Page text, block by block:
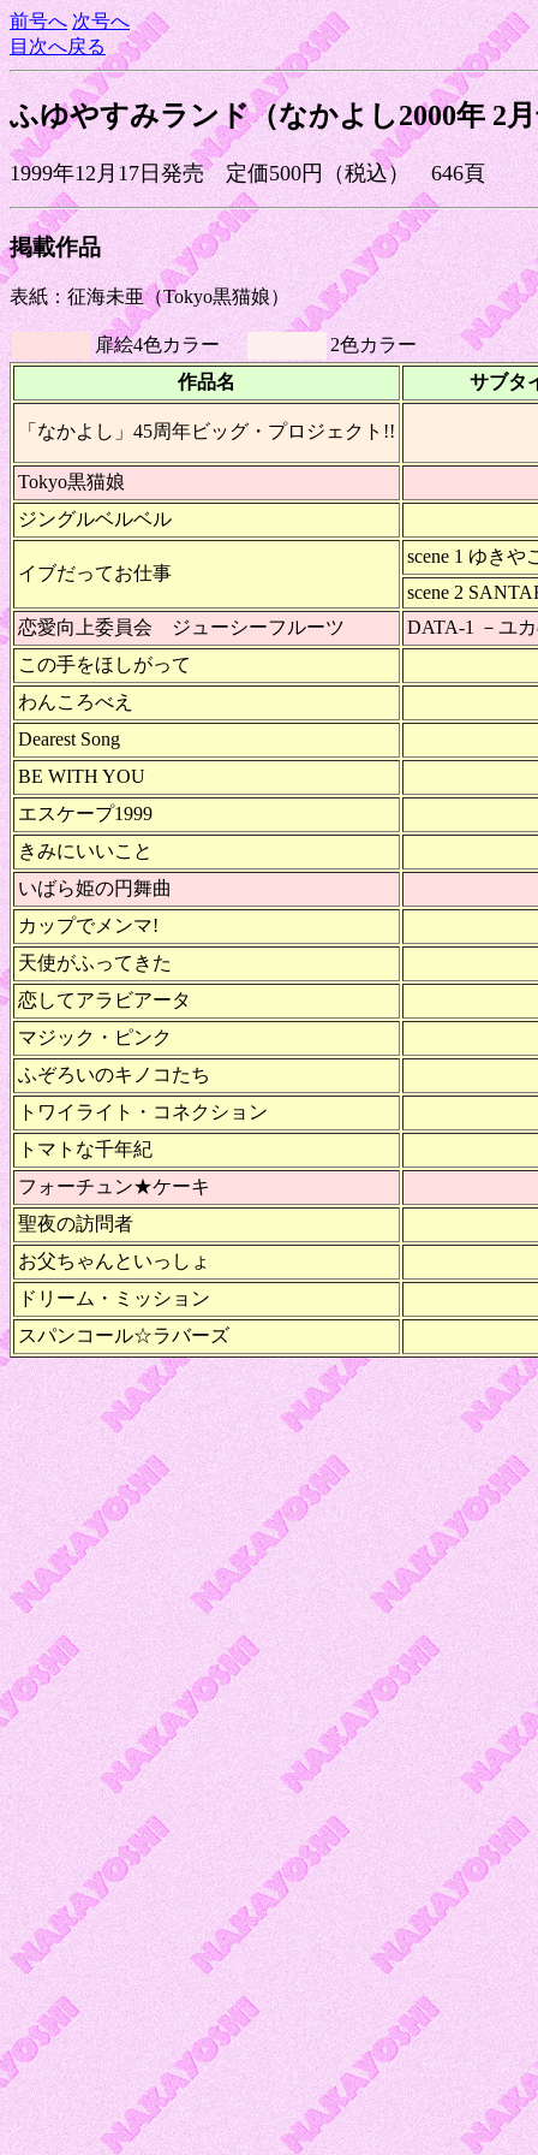
前号へ 次号へ
目次へ戻る
ふゆやすみランド（なかよし2000年 2
1999年12月17日発売 定価500円（税込） 646頁
掲載作品
表紙：征海未亜（Tokyo黒猫娘）
扉絵4色カラー
2色カラー
作品名
サブタ
「なかよし」45周年ビッグ・プロジェクト!!
Tokyo黒猫娘
ジングルベルベル
イブだってお仕事
scene 1 ゆきや
scene 2
恋愛向上委員会 ジューシーフルーツ
DATA-1 －ユ
この手をほしがって
わんころべえ
Dearest Song
BE WITH YOU
エスケープ1999
きみにいいこと
いばら姫の円舞曲
カップでメンマ!
天使がふってきた
恋してアラビアータ
マジック・ピンク
ふぞろいのキノコたち
トワイライト・コネクション
トマトな千年紀
フォーチュン★ケーキ
聖夜の訪問者
お父ちゃんといっしょ
ドリーム・ミッション
スパンコール☆ラバーズ